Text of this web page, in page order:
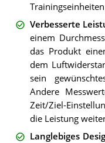
Verbesserte
einem
das Produkt
dem
sein
Andere
Zeit/Ziel-
die Leistung
Langlebiges